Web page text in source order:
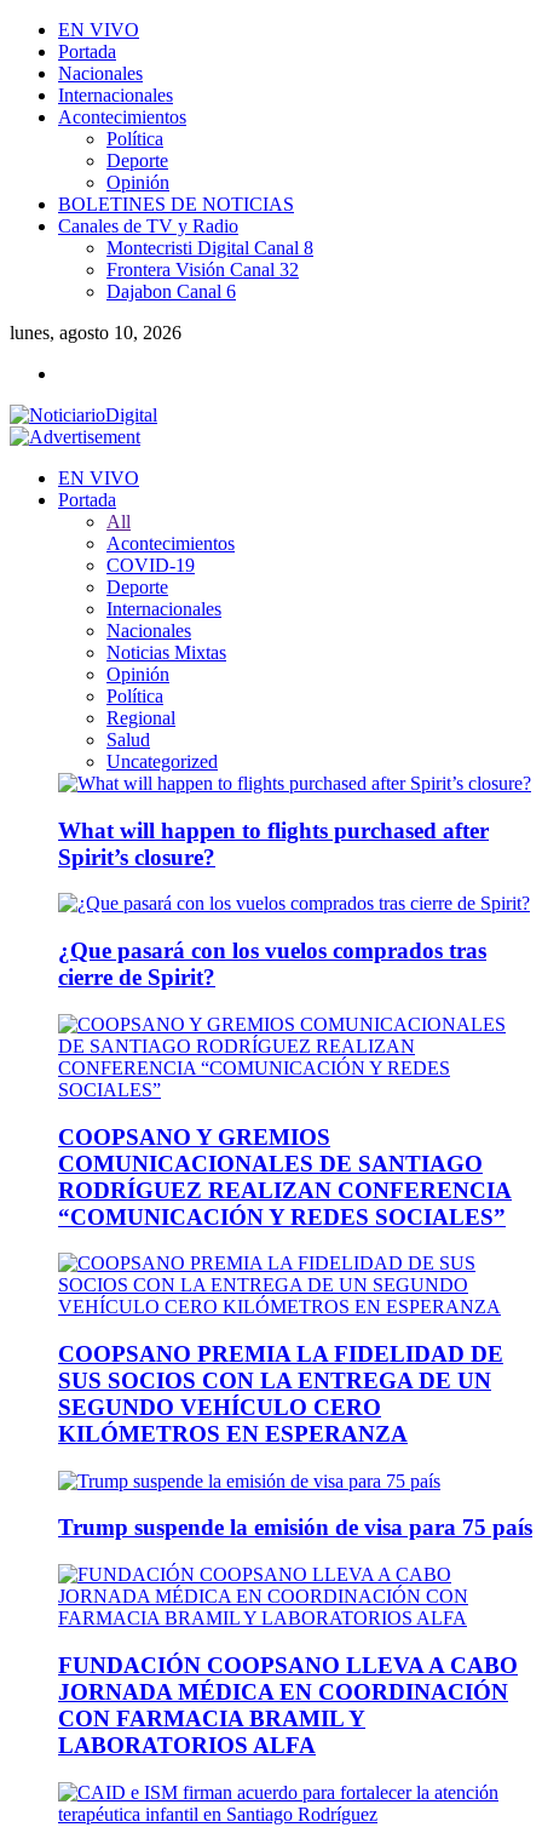
EN VIVO
Portada
Nacionales
Internacionales
Acontecimientos
Política
Deporte
Opinión
BOLETINES DE NOTICIAS
Canales de TV y Radio
Montecristi Digital Canal 8
Frontera Visión Canal 32
Dajabon Canal 6
lunes, agosto 10, 2026
EN VIVO
Portada
All
Acontecimientos
COVID-19
Deporte
Internacionales
Nacionales
Noticias Mixtas
Opinión
Política
Regional
Salud
Uncategorized
What will happen to flights purchased after
Spirit’s closure?
¿Que pasará con los vuelos comprados tras
cierre de Spirit?
COOPSANO Y GREMIOS
COMUNICACIONALES DE SANTIAGO
RODRÍGUEZ REALIZAN CONFERENCIA
“COMUNICACIÓN Y REDES SOCIALES”
COOPSANO PREMIA LA FIDELIDAD DE
SUS SOCIOS CON LA ENTREGA DE UN
SEGUNDO VEHÍCULO CERO
KILÓMETROS EN ESPERANZA
Trump suspende la emisión de visa para 75 país
FUNDACIÓN COOPSANO LLEVA A CABO
JORNADA MÉDICA EN COORDINACIÓN
CON FARMACIA BRAMIL Y
LABORATORIOS ALFA